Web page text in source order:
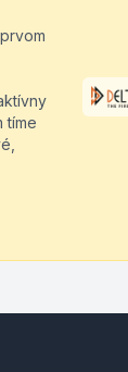
tíme